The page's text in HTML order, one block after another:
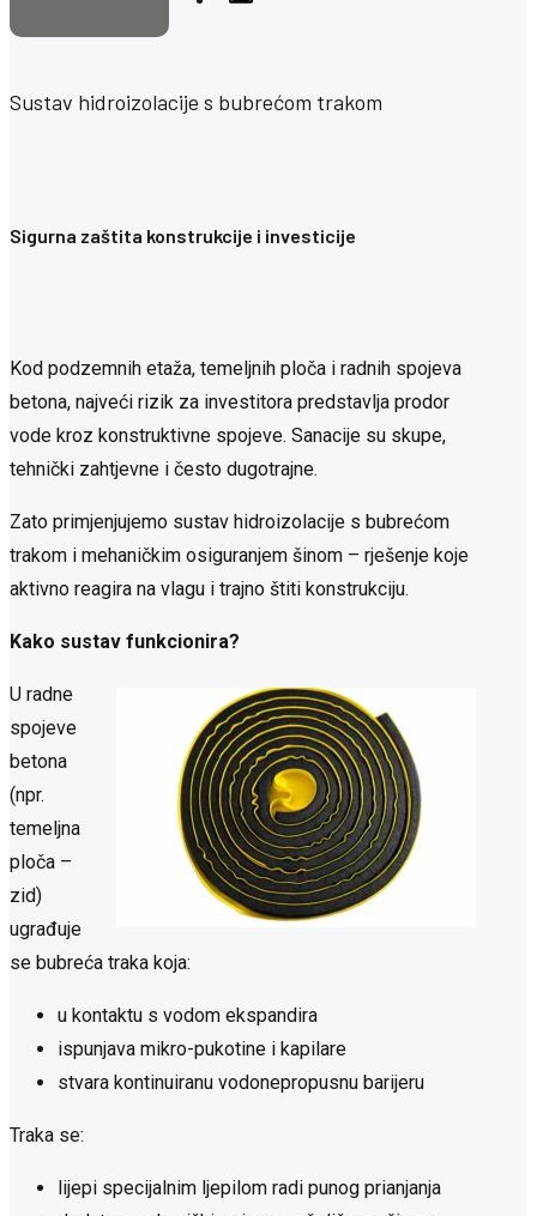
Sustav hidroizolacije s bubrećom trakom
Sigurna zaštita konstrukcije i investicije
Kod podzemnih etaža, temeljnih ploča i radnih spojeva
betona, najveći rizik za investitora predstavlja prodor
vode kroz konstruktivne spojeve. Sanacije su skupe,
tehnički zahtjevne i često dugotrajne.
Zato primjenjujemo sustav hidroizolacije s bubrećom
trakom i mehaničkim osiguranjem šinom – rješenje koje
aktivno reagira na vlagu i trajno štiti konstrukciju.
Kako sustav funkcionira?
U radne
spojeve
betona
(npr.
temeljna
ploča –
zid)
ugrađuje
se bubreća traka koja:
u kontaktu s vodom ekspandira
ispunjava mikro-pukotine i kapilare
stvara kontinuiranu vodonepropusnu barijeru
Traka se:
lijepi specijalnim ljepilom radi punog prianjanja